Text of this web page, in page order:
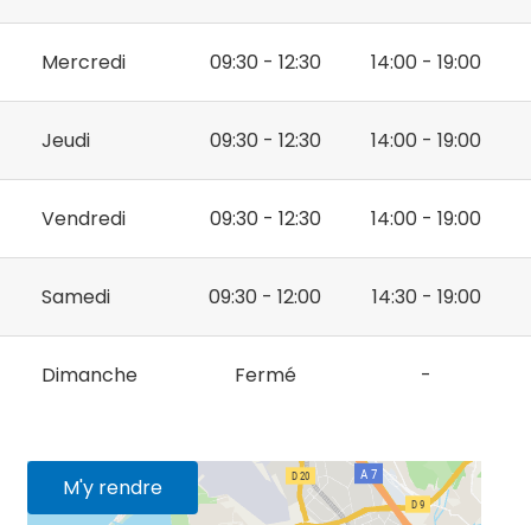
Mercredi 09:30 - 12:30 14:00 - 19:00
Jeudi 09:30 - 12:30 14:00 - 19:00
Vendredi 09:30 - 12:30 14:00 - 19:00
Samedi 09:30 - 12:00 14:30 - 19:00
Dimanche Fermé -
M'y rendre